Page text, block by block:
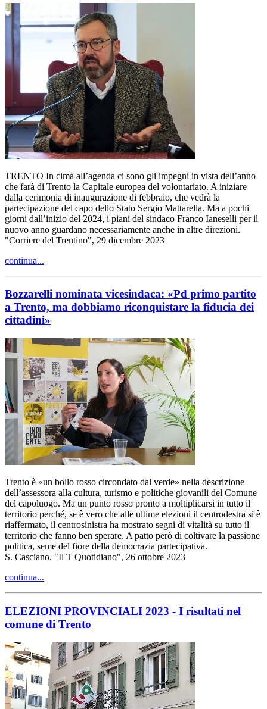
TRENTO In cima all’agenda ci sono gli impegni in vista dell’anno
che farà di Trento la Capitale europea del volontariato. A iniziare
dalla cerimonia di inaugurazione di febbraio, che vedrà la
partecipazione del capo dello Stato Sergio Mattarella. Ma a pochi
giorni dall’inizio del 2024, i piani del sindaco Franco Ianeselli per il
nuovo anno guardano necessariamente anche in altre direzioni.
"Corriere del Trentino", 29 dicembre 2023
continua...
Bozzarelli nominata vicesindaca: «Pd primo partito
a Trento, ma dobbiamo riconquistare la fiducia dei
cittadini»
Trento è «un bollo rosso circondato dal verde» nella descrizione
dell’assessora alla cultura, turismo e politiche giovanili del Comune
del capoluogo. Ma un punto rosso pronto a moltiplicarsi in tutto il
territorio perché, se è vero che alle ultime elezioni il centrodestra si è
riaffermato, il centrosinistra ha mostrato segni di vitalità su tutto il
territorio che fanno ben sperare. A patto però di coltivare la passione
politica, seme del fiore della democrazia partecipativa.
S. Casciano, "Il T Quotidiano", 26 ottobre 2023
continua...
ELEZIONI PROVINCIALI 2023 - I risultati nel
comune di Trento